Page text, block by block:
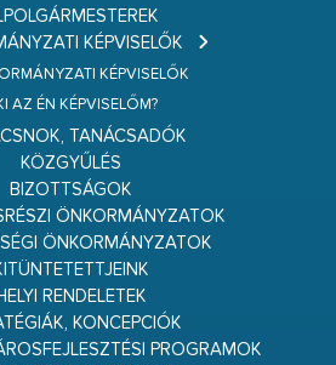
KÉPVISELŐK
KÉPVISELŐK
AZ ÉN KÉPVISELŐM?
TANÁCSADÓK
KÖZGYŰLÉS
BIZOTTSÁGOK
ÖNKORMÁNYZATOK
ÖNKORMÁNYZATOK
RENDELETEK
KONCEPCIÓK
PROGRAMOK